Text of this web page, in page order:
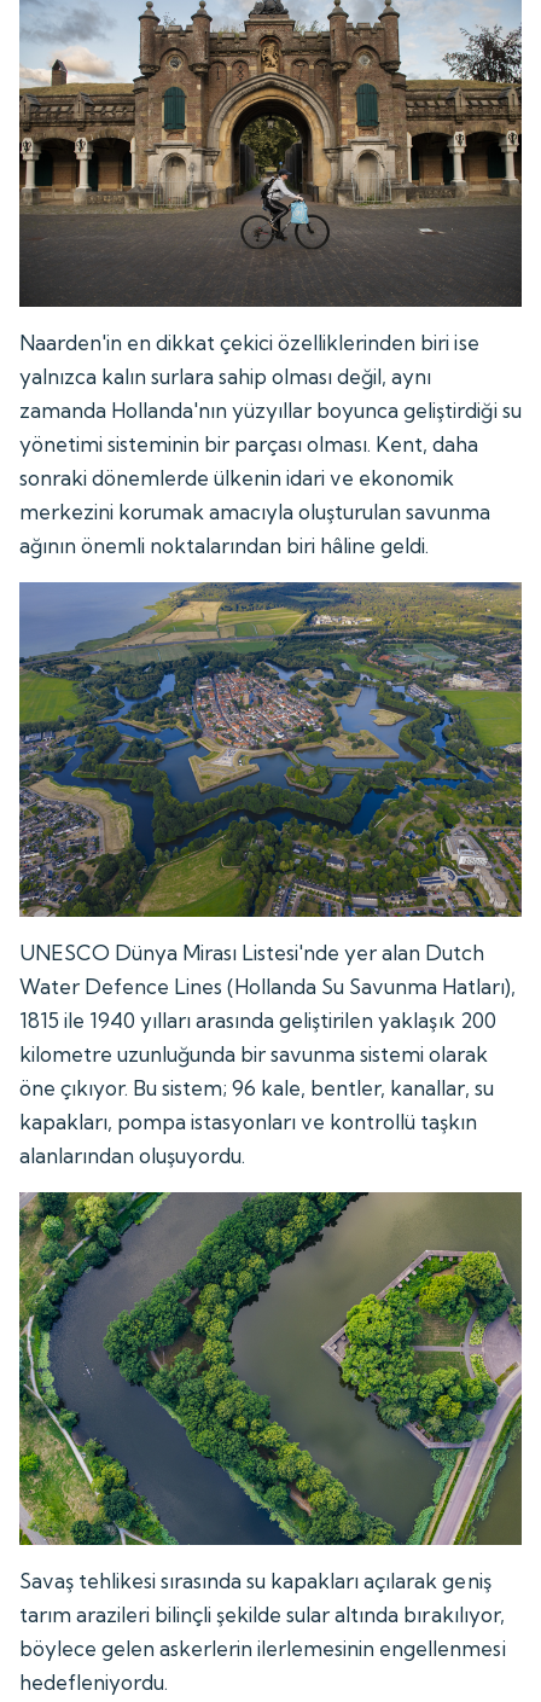
Naarden'in en dikkat çekici özelliklerinden biri ise
yalnızca kalın surlara sahip olması değil, aynı
zamanda Hollanda'nın yüzyıllar boyunca geliştirdiği su
yönetimi sisteminin bir parçası olması. Kent, daha
sonraki dönemlerde ülkenin idari ve ekonomik
merkezini korumak amacıyla oluşturulan savunma
ağının önemli noktalarından biri hâline geldi.
UNESCO Dünya Mirası Listesi'nde yer alan Dutch
Water Defence Lines (Hollanda Su Savunma Hatları),
1815 ile 1940 yılları arasında geliştirilen yaklaşık 200
kilometre uzunluğunda bir savunma sistemi olarak
öne çıkıyor. Bu sistem; 96 kale, bentler, kanallar, su
kapakları, pompa istasyonları ve kontrollü taşkın
alanlarından oluşuyordu.
Savaş tehlikesi sırasında su kapakları açılarak geniş
tarım arazileri bilinçli şekilde sular altında bırakılıyor,
böylece gelen askerlerin ilerlemesinin engellenmesi
hedefleniyordu.